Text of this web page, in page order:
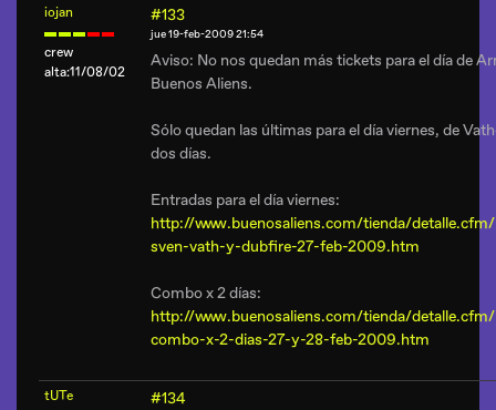
iojan
crew
alta:11/08/02
#133
jue 19-feb-2009 21:54
Aviso: No nos quedan más tickets para el día de
Buenos Aliens.
Sólo quedan las últimas para el día viernes, de
dos días.
Entradas para el día viernes:
http://www.buenosaliens.com/tienda/
sven-vath-y-dubfire-27-feb-2009.htm
Combo x 2 días:
http://www.buenosaliens.com/tienda/
combo-x-2-dias-27-y-28-feb-2009.htm
tUTe #134